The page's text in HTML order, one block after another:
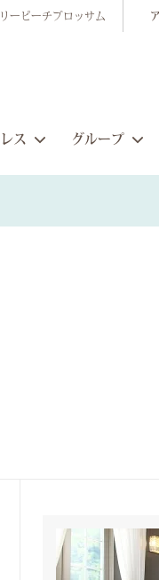
ーピーチブロッサム
レス グループ